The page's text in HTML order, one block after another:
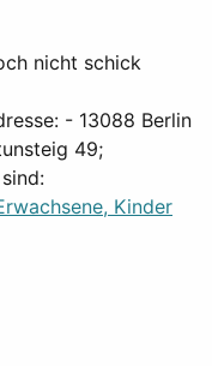
nicht schick
- 13088 Berlin
49;
Kinder